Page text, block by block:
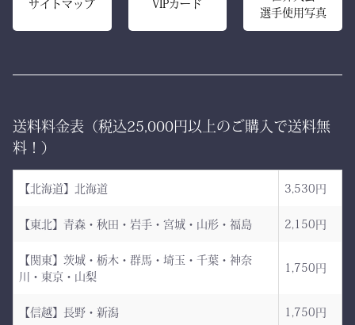
ち姿までも凛々しく映えま
日本が世界に誇る本物の
袴、その風合いをぜひご体
感ください。
統の一着 ― 武州金橋
8800 木綿袴 ―
高密度ベルベットと日本製
「見た目だけ」では終わら
ます。
ただ運ぶための袋ではあり
これは、
とうための竹刀袋。
サイトマップ VIPカード
選手使用写真
送料料金表（税込25,000円以上のご購入で送料無
料！）
【北海道】北海道 3,530円
【東北】青森・秋田・岩手・宮城・山形・福島 2,150円
【関東】茨城・栃木・群馬・埼玉・千葉・神奈
川・東京・山梨
1,750円
【信越】長野・新潟 1,750円